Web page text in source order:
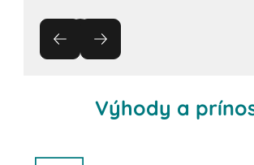
Výhody a